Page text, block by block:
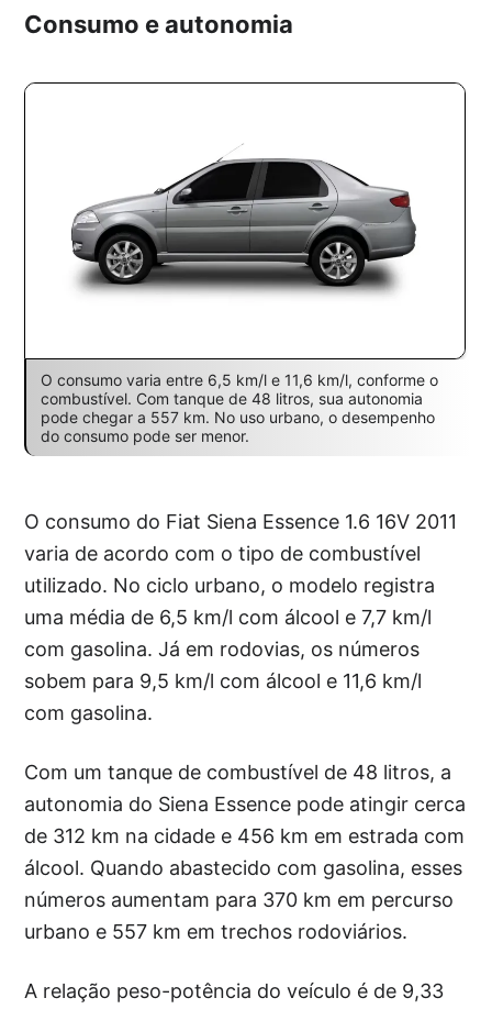
Consumo e autonomia
O consumo varia entre 6,5 km/l e 11,6 km/l, conforme o
combustível. Com tanque de 48 litros, sua autonomia
pode chegar a 557 km. No uso urbano, o desempenho
do consumo pode ser menor.
O consumo do Fiat Siena Essence 1.6 16V 2011
varia de acordo com o tipo de combustível
utilizado. No ciclo urbano, o modelo registra
uma média de 6,5 km/l com álcool e 7,7 km/l
com gasolina. Já em rodovias, os números
sobem para 9,5 km/l com álcool e 11,6 km/l
com gasolina.
Com um tanque de combustível de 48 litros, a
autonomia do Siena Essence pode atingir cerca
de 312 km na cidade e 456 km em estrada com
álcool. Quando abastecido com gasolina, esses
números aumentam para 370 km em percurso
urbano e 557 km em trechos rodoviários.
A relação peso-potência do veículo é de 9,33